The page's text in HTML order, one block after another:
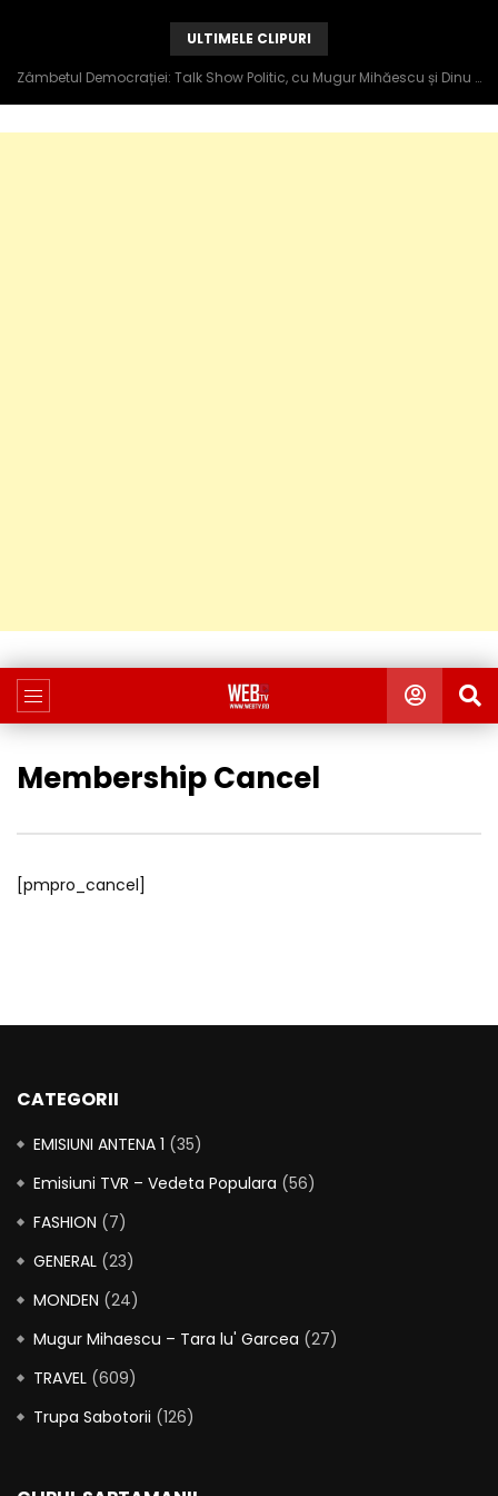
ULTIMELE CLIPURI
Zâmbetul Democrației: Talk Show Politic, cu Mugur Mihăescu și Dinu Popescu
Membership Cancel
[pmpro_cancel]
CATEGORII
EMISIUNI ANTENA 1 (35)
Emisiuni TVR – Vedeta Populara (56)
FASHION (7)
GENERAL (23)
MONDEN (24)
Mugur Mihaescu – Tara lu' Garcea (27)
TRAVEL (609)
Trupa Sabotorii (126)